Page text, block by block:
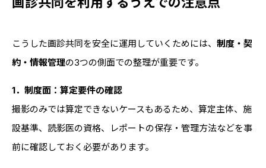
こうした画診共同を安全に運用していくためには、 制度・契
約・情報管理の3つの側面での整理が重要です。
1．制度面：算定要件の確認
撮影のみでは算定できないケースもあるため、算定主体、施
設基準、読影医の資格、レポートの保存・管理方法などを事
前に確認しておく必要があります。